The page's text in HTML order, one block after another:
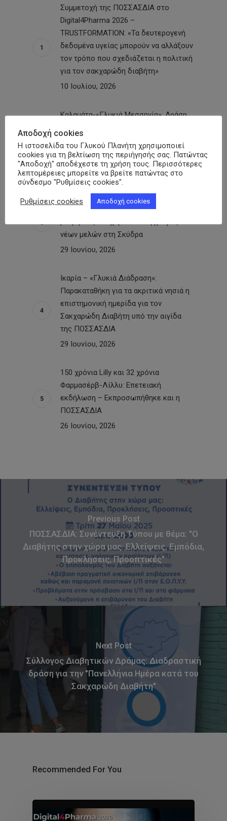
Συμμετοχή της ΠΟΣΣΑΣΔΙΑ στο
Digital4Pharma 2026 –
TRUSTFORMATION: «Τα δευτερογενή
δεδομένα υγείας μπορούν να αλλάξουν
τον τρόπο που σχεδιάζεται η πολιτική
για τον σακχαρώδη διαβήτη»
10 Ιουλίου, 2026
Καλαμάτα-«Γλυκιά Μεσσηνία»: Δράση
150 ανθρώπους στην Κεντρική Αγορά
της πόλης
30 Ιουνίου, 2026
Σύλλογος Ατόμων με Σακχαρώδη
Διαβήτη Ν. Πέλλας: Δράση με
νέων μελών στη Σκύδρα
29 Ιουνίου, 2026
Ικαρία – «Γλυκιά Διάδραση»:
Παρακαταθήκη για τα ακριτικά νησιά η
επιστημονική ημερίδα για τον
Σακχαρώδη Διαβήτη υπό την αιγίδα
της ΠΟΣΣΑΣΔΙΑ
29 Ιουνίου, 2026
150 χρόνια Lilly και 32 χρόνια
Φαρμασέρβ-Λίλλυ: Eπετειακή
εκδήλωση – Εκπροσωπήθηκε και η
ΠΟΣΣΑΣΔΙΑ
26 Ιουνίου, 2026
Previous Post
ΠΟΣΣΑΣΔΙΑ: Συνέντευξη Τύπου με θέμα: "Ο
Διαβήτης στην χώρα μας: Ελλείψεις, Εμπόδια,
Προκλήσεις, Προοπτικές"
Next Post
Σύλλογος Διαβητικών Δράμας: Διαδραστική
δράση για την "Πανελλήνια Ημέρα κατά του
Σακχαρώδη Διαβήτη"
Recommended For You
Αποδοχή cookies
Η ιστοσελίδα του Γλυκού Πλανήτη χρησιμοποιεί
cookies για τη βελτίωση της περιήγησής σας. Πατώντας
"Αποδοχή" αποδέχεστε τη χρήση τους. Περισσότερες
λεπτομέρειες μπορείτε να βρείτε πατώντας στο
σύνδεσμο "Ρυθμίσεις cookies".
Ρυθμίσεις cookies Αποδοχή cookies